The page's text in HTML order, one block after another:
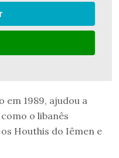
em 1989, ajudou a
o libanês
Houthis do Iêmen e